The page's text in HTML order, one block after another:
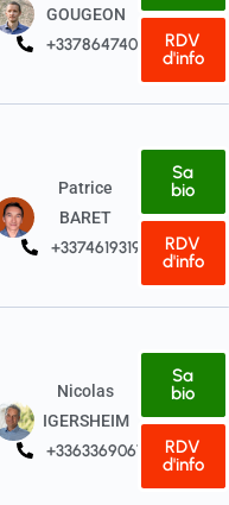
GOUGEON
+33786474043
RDV
d'info
Patrice
BARET
+33746193194
Sa
bio
RDV
d'info
Nicolas
IGERSHEIM
+33633690672
Sa
bio
RDV
d'info